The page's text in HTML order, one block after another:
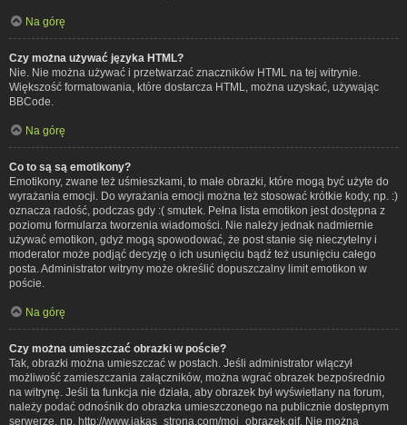
Na górę
Czy można używać języka HTML?
Nie. Nie można używać i przetwarzać znaczników HTML na tej witrynie.
Większość formatowania, które dostarcza HTML, można uzyskać, używając
BBCode.
Na górę
Co to są są emotikony?
Emotikony, zwane też uśmieszkami, to małe obrazki, które mogą być użyte do
wyrażania emocji. Do wyrażania emocji można też stosować krótkie kody, np. :)
oznacza radość, podczas gdy :( smutek. Pełna lista emotikon jest dostępna z
poziomu formularza tworzenia wiadomości. Nie należy jednak nadmiernie
używać emotikon, gdyż mogą spowodować, że post stanie się nieczytelny i
moderator może podjąć decyzję o ich usunięciu bądź też usunięciu całego
posta. Administrator witryny może określić dopuszczalny limit emotikon w
poście.
Na górę
Czy można umieszczać obrazki w poście?
Tak, obrazki można umieszczać w postach. Jeśli administrator włączył
możliwość zamieszczania załączników, można wgrać obrazek bezpośrednio
na witrynę. Jeśli ta funkcja nie działa, aby obrazek był wyświetlany na forum,
należy podać odnośnik do obrazka umieszczonego na publicznie dostępnym
serwerze, np. http://www.jakas_strona.com/moj_obrazek.gif. Nie można